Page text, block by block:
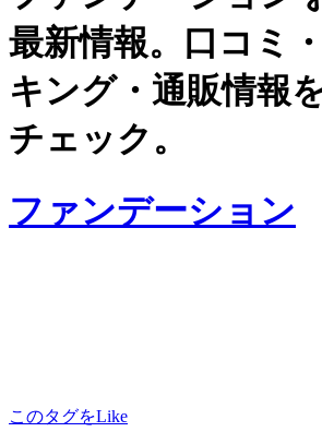
最新情報。口コミ
キング・通販情報
チェック。
ファンデーション
このタグをLike